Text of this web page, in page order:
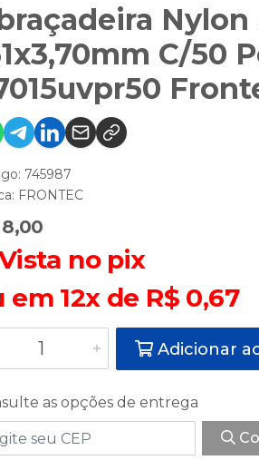
Nylon
C/50
745987
FRONTEC
8,00
no pix
em 12x de R$ 0,67
Adicionar
as opções de entrega